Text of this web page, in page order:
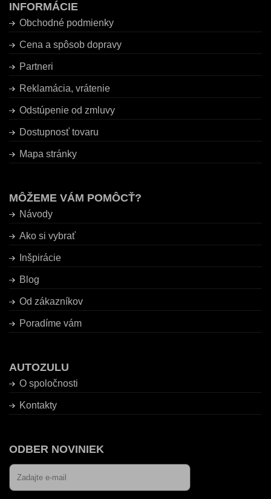
INFORMÁCIE
Obchodné podmienky
Cena a spôsob dopravy
Partneri
Reklamácia, vrátenie
Odstúpenie od zmluvy
Dostupnosť tovaru
Mapa stránky
MÔŽEME VÁM POMÔCŤ?
Návody
Ako si vybrať
Inšpirácie
Blog
Od zákazníkov
Poradíme vám
AUTOZULU
O spoločnosti
Kontakty
ODBER NOVINIEK